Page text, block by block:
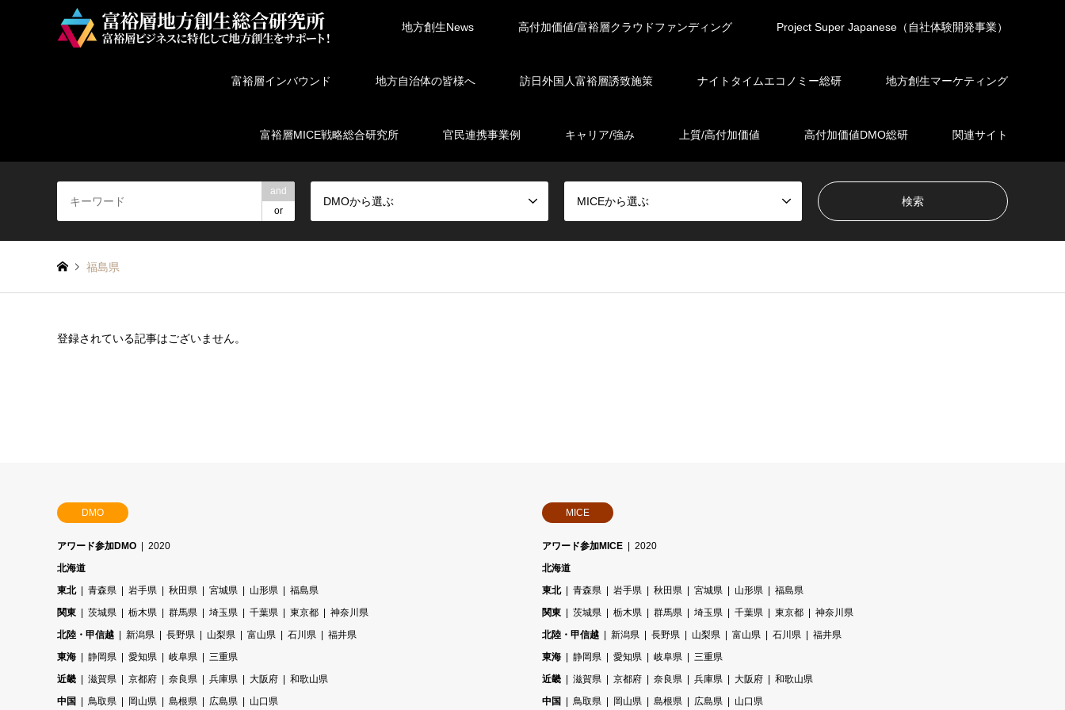
地方創生News 高付加価値/富裕層クラウドファンディング Project Super Japanese（自社体験開発事業）
富裕層インバウンド 地方自治体の皆様へ 訪日外国人富裕層誘致施策 ナイトタイムエコノミー総研 地方創生マーケティング
富裕層MICE戦略総合研究所 官民連携事業例 キャリア/強み 上質/高付加価値 高付加価値DMO総研 関連サイト
and
or
DMOから選ぶ MICEから選ぶ
福島県
登録されている記事はございません。
DMO
アワード参加DMO
2020
北海道
東北
青森県 岩手県 秋田県 宮城県 山形県
福島県
関東
茨城県 栃木県 群馬県 埼玉県 千葉県 東京都
神奈川県
北陸・甲信越
新潟県 長野県 山梨県 富山県 石川県
福井県
東海
静岡県 愛知県 岐阜県
三重県
近畿
滋賀県 京都府 奈良県 兵庫県 大阪府
和歌山県
中国
鳥取県 岡山県 島根県 広島県 山口県
MICE
アワード参加MICE
2020
北海道
東北
青森県 岩手県 秋田県 宮城県 山形県
福島県
関東
茨城県 栃木県 群馬県 埼玉県 千葉県 東京都
神奈川県
北陸・甲信越
新潟県 長野県 山梨県 富山県 石川県
福井県
東海
静岡県 愛知県 岐阜県
三重県
近畿
滋賀県 京都府 奈良県 兵庫県 大阪府
和歌山県
中国
鳥取県 岡山県 島根県 広島県 山口県